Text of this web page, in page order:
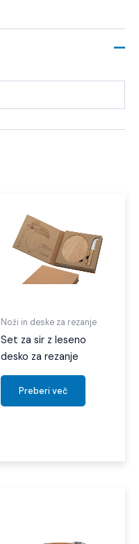
Noži in deske za rezanje
Set za sir z leseno
desko za rezanje
Preberi več